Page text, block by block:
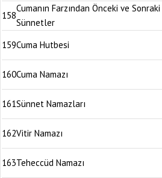
158
Cumanın Farzından Önceki ve Sonraki
Sünnetler
159Cuma Hutbesi
160Cuma Namazı
161Sünnet Namazları
162Vitir Namazı
163Teheccüd Namazı